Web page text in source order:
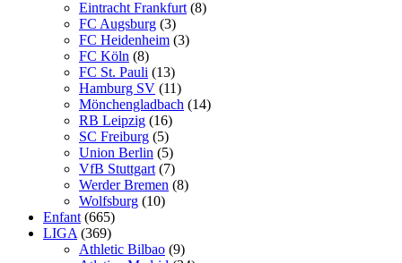
Eintracht Frankfurt (8)
FC Augsburg (3)
FC Heidenheim (3)
FC Köln (8)
FC St. Pauli (13)
Hamburg SV (11)
Mönchengladbach (14)
RB Leipzig (16)
SC Freiburg (5)
Union Berlin (5)
VfB Stuttgart (7)
Werder Bremen (8)
Wolfsburg (10)
Enfant (665)
LIGA (369)
Athletic Bilbao (9)